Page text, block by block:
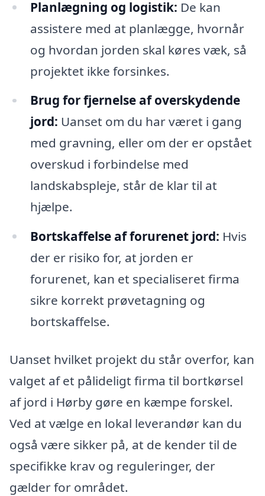
Planlægning og logistik: De kan
assistere med at planlægge, hvornår
og hvordan jorden skal køres væk, så
projektet ikke forsinkes.
Brug for fjernelse af overskydende
jord: Uanset om du har været i gang
med gravning, eller om der er opstået
overskud i forbindelse med
landskabspleje, står de klar til at
hjælpe.
Bortskaffelse af forurenet jord: Hvis
der er risiko for, at jorden er
forurenet, kan et specialiseret firma
sikre korrekt prøvetagning og
bortskaffelse.
Uanset hvilket projekt du står overfor, kan
valget af et pålideligt firma til bortkørsel
af jord i Hørby gøre en kæmpe forskel.
Ved at vælge en lokal leverandør kan du
også være sikker på, at de kender til de
specifikke krav og reguleringer, der
gælder for området.